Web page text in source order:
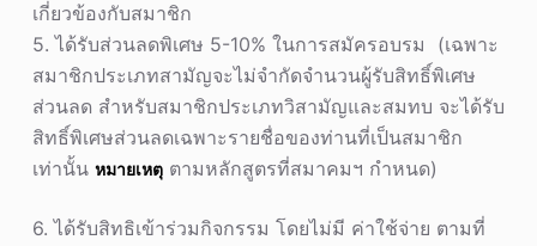
เกี่ยวข้องกับสมาชิก
5. ได้รับส่วนลดพิเศษ 5-10% ในการสมัครอบรม (เฉพาะ
สมาชิกประเภทสามัญจะไม่จำกัดจำนวนผู้รับสิทธิ์พิเศษ
ส่วนลด สำหรับสมาชิกประเภทวิสามัญและสมทบ จะได้รับ
สิทธิ์พิเศษส่วนลดเฉพาะรายชื่อของท่านที่เป็นสมาชิก
เท่านั้น หมายเหตุตามหลักสูตรที่สมาคมฯ กำหนด)
6. ได้รับสิทธิเข้าร่วมกิจกรรม โดยไม่มี ค่าใช้จ่าย ตามที่